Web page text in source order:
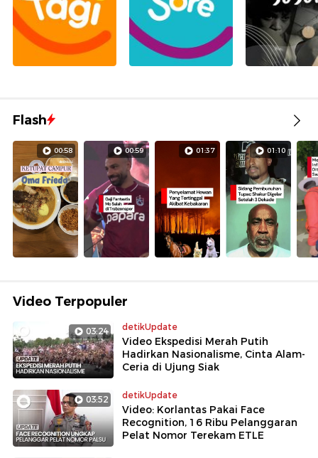
Flash
00:58 00:59 01:37 01:10
Video Terpopuler
03:24 detikUpdate
Video Ekspedisi Merah Putih
Hadirkan Nasionalisme, Cinta Alam-
Ceria di Ujung Siak
03:52 detikUpdate
Video: Korlantas Pakai Face
Recognition, 16 Ribu Pelanggaran
Pelat Nomor Terekam ETLE